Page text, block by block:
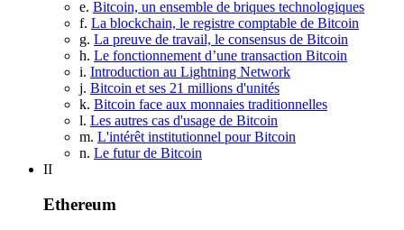
e. Bitcoin, un ensemble de briques technologiques
f. La blockchain, le registre comptable de Bitcoin
g. La preuve de travail, le consensus de Bitcoin
h. Le fonctionnement d’une transaction Bitcoin
i. Introduction au Lightning Network
j. Bitcoin et ses 21 millions d'unités
k. Bitcoin face aux monnaies traditionnelles
l. Les autres cas d'usage de Bitcoin
m. L'intérêt institutionnel pour Bitcoin
n. Le futur de Bitcoin
II
Ethereum